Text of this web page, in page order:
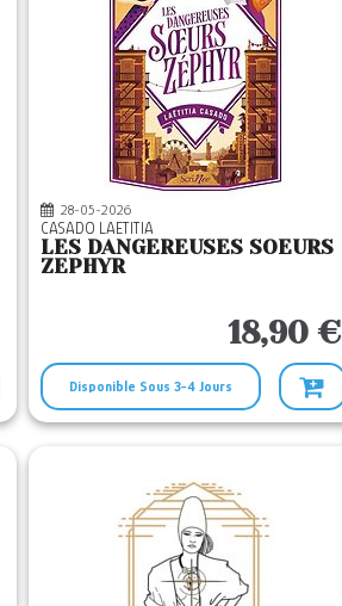
28-05-2026
CASADO LAETITIA
LES DANGEREUSES SOEURS
ZEPHYR
18,90 €
Disponible Sous 3-4 Jours